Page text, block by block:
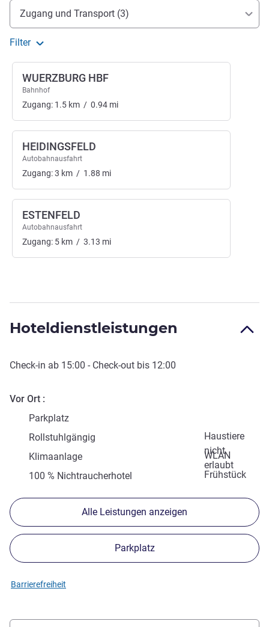
Erreichbarkeit und Anbindung
Zugang und Transport (3)
Filter
WUERZBURG HBF
Bahnhof
Zugang: 1.5 km / 0.94 mi
HEIDINGSFELD
Autobahnausfahrt
Zugang:3 km / 1.88 mi
ESTENFELD
Autobahnausfahrt
Zugang: 5 km / 3.13 mi
Hoteldienstleistungen
Check-in ab 15:00 - Check-out bis 12:00
Vor Ort
Parkplatz
Haustiere
nicht
erlaubt
Rollstuhlgängig
WLAN
Klimaanlage
Frühstück
100 % Nichtraucherhotel
Alle Leistungen anzeigen
Parkplatz
Barrierefreiheit